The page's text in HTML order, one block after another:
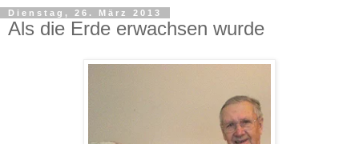
Dienstag, 26. März 2013
Als die Erde erwachsen wurde